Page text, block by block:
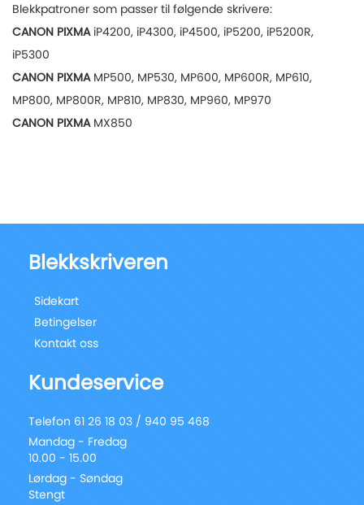
Blekkpatroner som passer til følgende skrivere:
CANON PIXMAiP4200, iP4300, iP4500, iP5200, iP5200R,
iP5300
CANON PIXMAMP500, MP530, MP600, MP600R, MP610,
MP800, MP800R, MP810, MP830, MP960, MP970
CANON PIXMAMX850
Blekkskriveren
Sidekart
Betingelser
Kontakt oss
Kundeservice
Telefon 61 26 18 03 / 940 95 468
Mandag - Fredag
10.00 - 15.00
Lørdag - Søndag
Stengt